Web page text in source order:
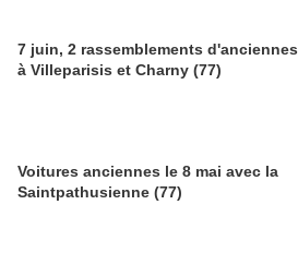
7 juin, 2 rassemblements d'anciennes
à Villeparisis et Charny (77)
Voitures anciennes le 8 mai avec la
Saintpathusienne (77)